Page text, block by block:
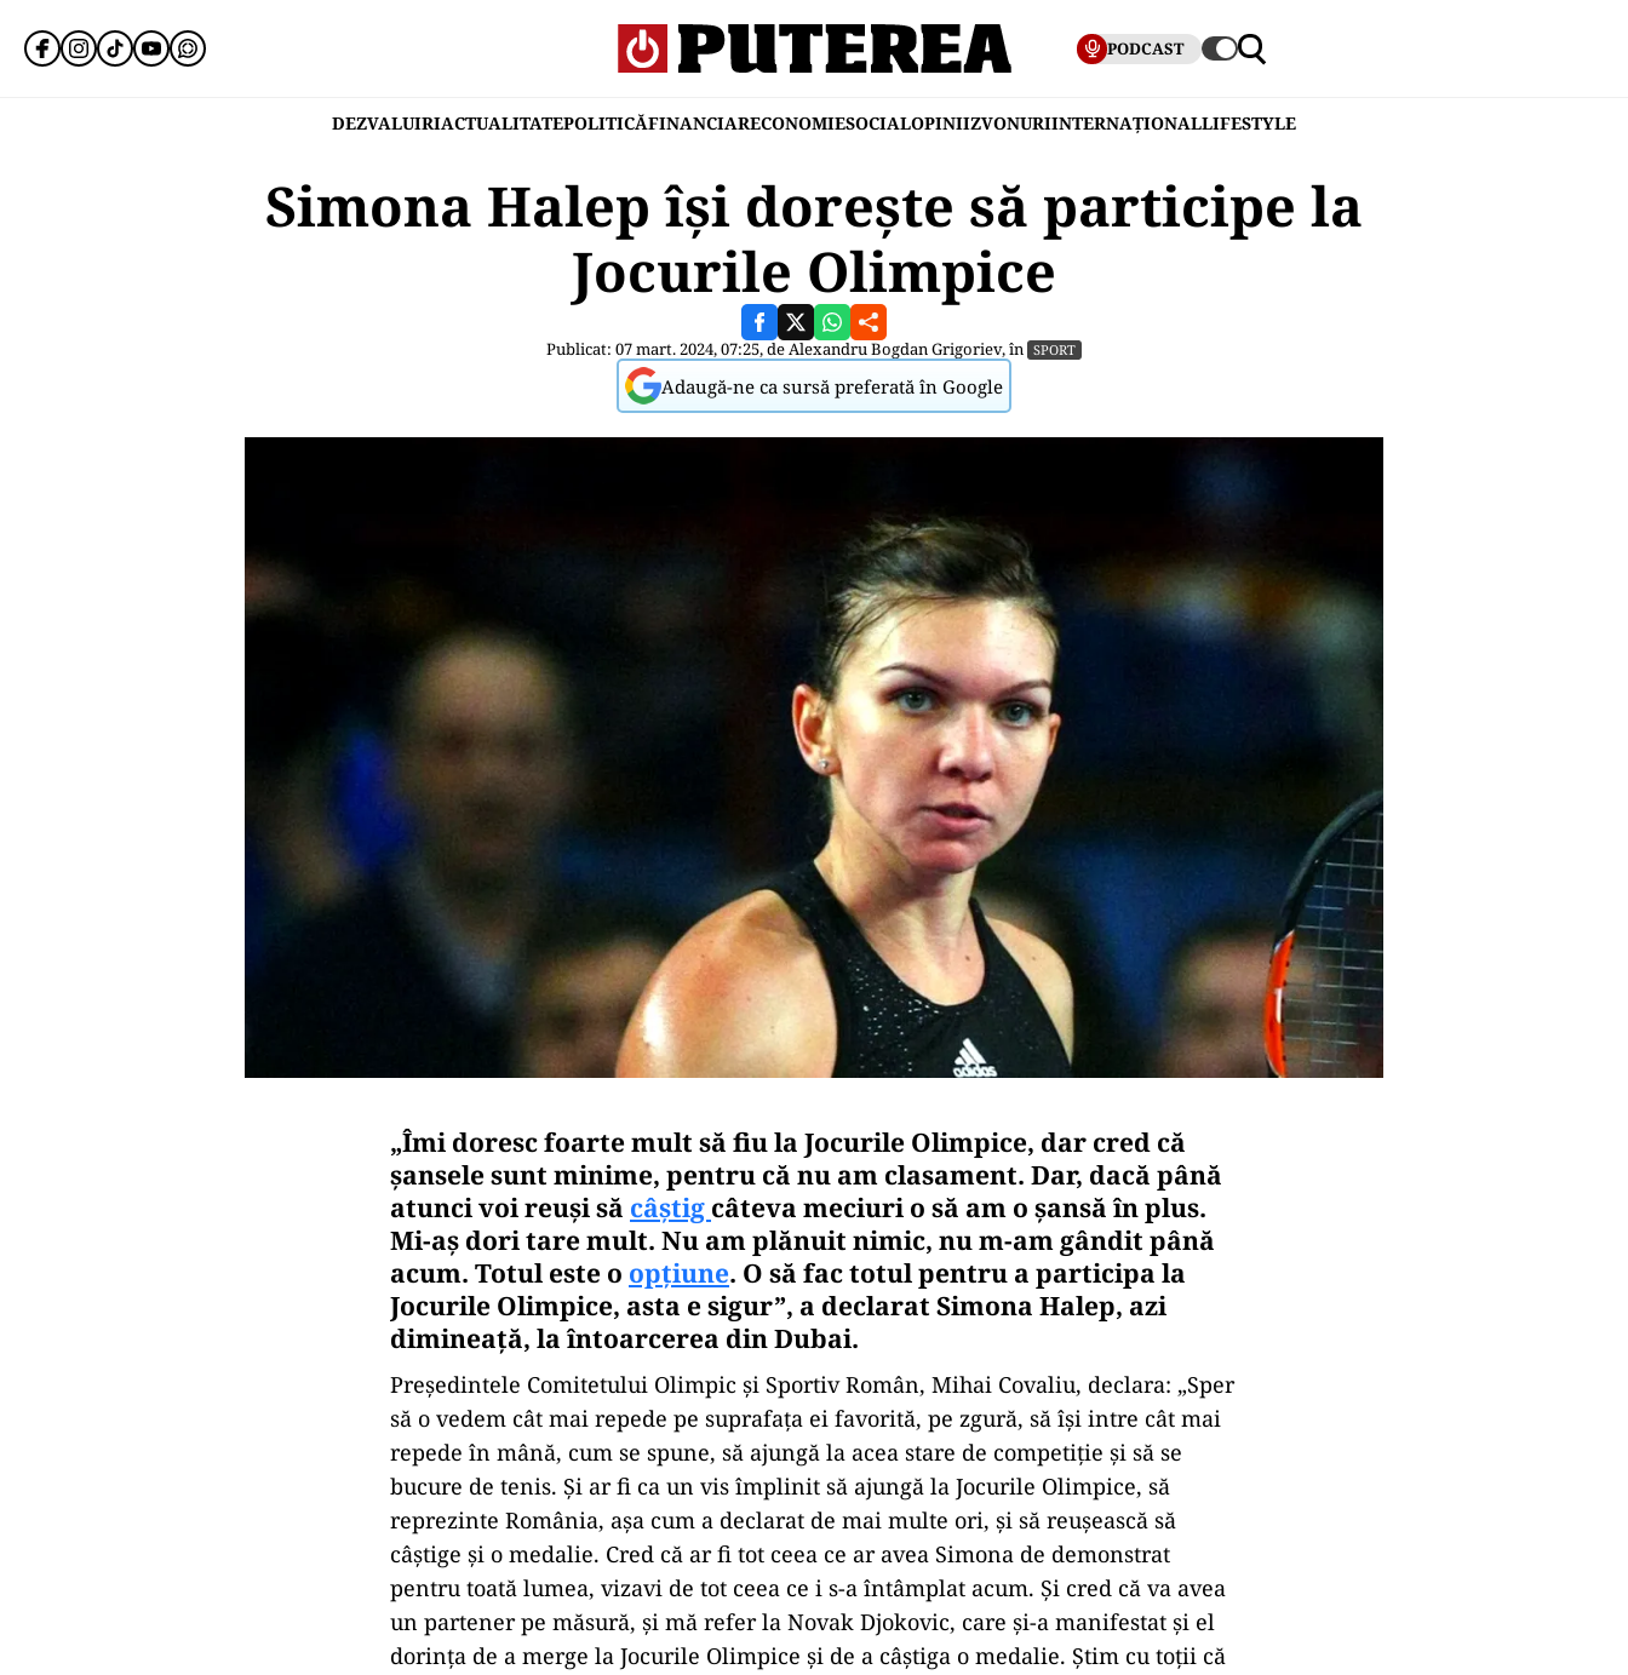
PODCAST
DEZVALUIRIACTUALITATEPOLITICĂFINANCIARECONOMIESOCIALOPINIIZVONURIINTERNAȚIONALLIFESTYLE
Simona Halep își dorește să participe la
Jocurile Olimpice
Publicat: 07 mart. 2024, 07:25, deAlexandru Bogdan Grigoriev, în SPORT
Adaugă-ne ca sursă preferată în Google
„Îmi doresc foarte mult să fiu la Jocurile Olimpice, dar cred că
şansele sunt minime, pentru că nu am clasament. Dar, dacă până
atunci voi reuşi să câştig câteva meciuri o să am o şansă în plus.
Mi-aş dori tare mult. Nu am plănuit nimic, nu m-am gândit până
acum. Totul este o opţiune. O să fac totul pentru a participa la
Jocurile Olimpice, asta e sigur”, a declarat Simona Halep, azi
dimineață, la întoarcerea din Dubai.
Preşedintele Comitetului Olimpic şi Sportiv Român, Mihai Covaliu, declara: „Sper
să o vedem cât mai repede pe suprafaţa ei favorită, pe zgură, să îşi intre cât mai
repede în mână, cum se spune, să ajungă la acea stare de competiţie şi să se
bucure de tenis. Şi ar fi ca un vis împlinit să ajungă la Jocurile Olimpice, să
reprezinte România, aşa cum a declarat de mai multe ori, şi să reuşească să
câştige şi o medalie. Cred că ar fi tot ceea ce ar avea Simona de demonstrat
pentru toată lumea, vizavi de tot ceea ce i s-a întâmplat acum. Şi cred că va avea
un partener pe măsură, şi mă refer la Novak Djokovic, care şi-a manifestat şi el
dorinţa de a merge la Jocurile Olimpice şi de a câştiga o medalie. Ştim cu toţii că